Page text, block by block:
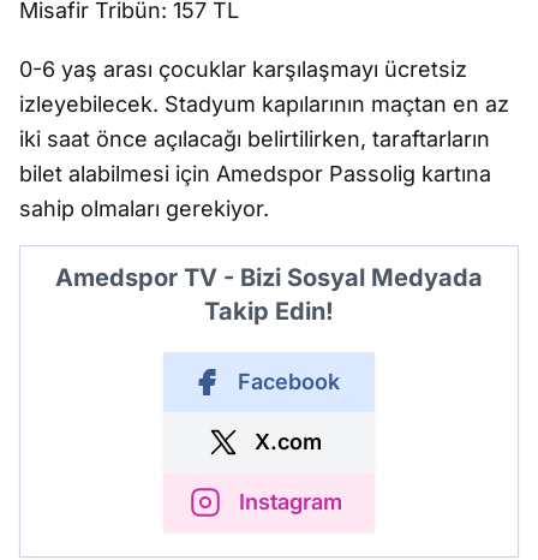
Misafir Tribün: 157 TL
0-6 yaş arası çocuklar karşılaşmayı ücretsiz
izleyebilecek. Stadyum kapılarının maçtan en az
iki saat önce açılacağı belirtilirken, taraftarların
bilet alabilmesi için Amedspor Passolig kartına
sahip olmaları gerekiyor.
Amedspor TV - Bizi Sosyal Medyada
Takip Edin!
Facebook
X.com
Instagram